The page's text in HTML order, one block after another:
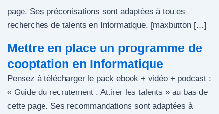
page. Ses préconisations sont adaptées à toutes
recherches de talents en Informatique. [maxbutton […]
Mettre en place un programme de
cooptation en Informatique
Pensez à télécharger le pack ebook + vidéo + podcast :
« Guide du recrutement : Attirer les talents » au bas de
cette page. Ses recommandations sont adaptées à